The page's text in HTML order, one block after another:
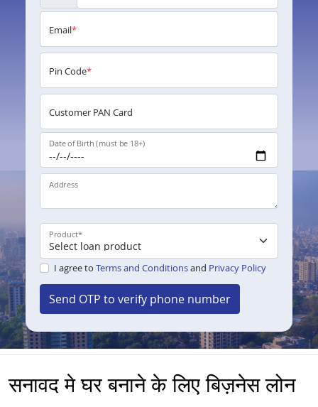
Email*
Pin Code*
Customer PAN Card
Date of Birth (must be 18+)
Address
Product*
I agree to Terms and Conditionsand Privacy Policy
Send OTP to verify phone number
सनावद मे घर बनाने के लिए बिज़नेस लोन